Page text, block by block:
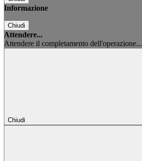
Informazione
Chiudi
Attendere...
Attendere il completamento dell'operazione...
Chiudi